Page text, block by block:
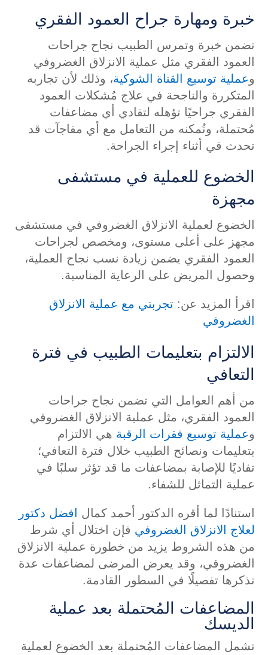
خبرة ومهارة جراح العمود الفقري
تضمن خبرة وتمرس الطبيب نجاح جراحات
العمود الفقري مثل عملية الانزلاق الغضروفي
وعملية توسيع القناة الشوكية، وذلك لأن تجاربه
المتكررة والناجحة في علاج مُشكلات العمود
الفقري جراحيًا تؤهله لتفادي أي مضاعفات
مُحتملة، وتُمكنه من التعامل مع أي مفاجآت قد
تحدث في أثناء إجراء الجراحة.
الخضوع للعملية في مستشفى
مجهزة
الخضوع لعملية الانزلاق الغضروفي في مستشفى
مجهز على أعلى مستوى، ومخصص لجراحات
العمود الفقري يضمن زيادة نسب نجاح العملية،
وحصول المريض على الرعاية المناسبة.
اقرأ المزيد عن: تجربتي مع عملية الانزلاق
الغضروفي
الالتزام بتعليمات الطبيب في فترة
التعافي
من أهم العوامل التي تضمن نجاح جراحات
العمود الفقري، مثل عملية الانزلاق الغضروفي
وعملية توسيع فقرات الرقبة هي الالتزام
بتعليمات ونصائح الطبيب خلال فترة التعافي؛
تفاديًا للإصابة بمضاعفات ما قد تؤثر سلبًا في
عملية التماثل للشفاء.
استنادًا لما أقره الدكتور أحمد كمال افضل دكتور
لعلاج الانزلاق الغضروفي فإن اختلال أي شرط
من هذه الشروط يزيد من خطورة عملية الانزلاق
الغضروفي، وقد يعرض المرضى لمضاعفات عدة
نذكرها تفصيلًا في السطور القادمة.
المضاعفات المُحتملة بعد عملية
الديسك
تشمل المضاعفات المُحتملة بعد الخضوع لعملية